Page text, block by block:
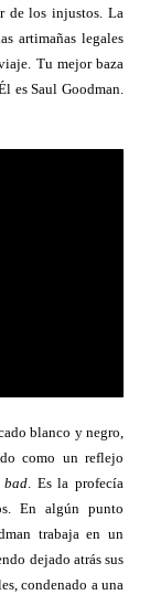
de los injustos. La
artimañas legales
Tu mejor baza
es Saul Goodman.
blanco y negro,
como un reflejo
bad. Es la profecía
En algún punto
trabaja en un
dejado atrás sus
condenado a una